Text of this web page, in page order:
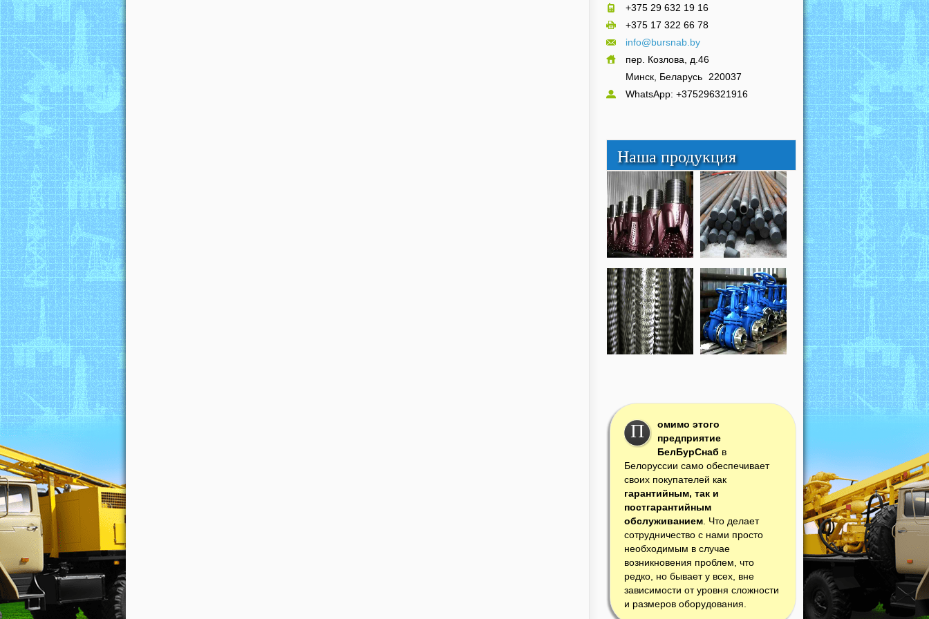
+375 29 632 19 16
+375 17 322 66 78
info@bursnab.by
пер. Козлова, д.46
Минск, Беларусь 220037
WhatsApp: +375296321916
Наша продукция
П
омимо этого
предприятие
БелБурСнаб в
Белоруссии само обеспечивает
своих покупателей как
гарантийным, так и
постгарантийным
обслуживанием. Что делает
сотрудничество с нами просто
необходимым в случае
возникновения проблем, что
редко, но бывает у всех, вне
зависимости от уровня сложности
и размеров оборудования.